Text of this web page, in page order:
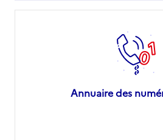
Annuaire des